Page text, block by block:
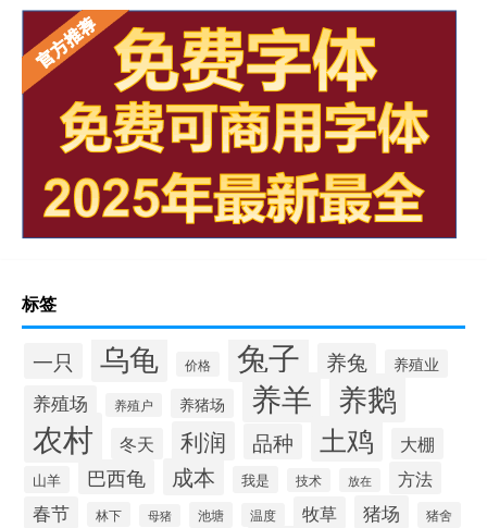
标签
一只 乌龟 价格 兔子 养兔 养殖业
养殖场 养殖户 养猪场 养羊 养鹅
农村 冬天 利润 品种 土鸡 大棚
山羊 巴西龟 成本 我是 技术 放在
方法
春节
林下 母猪 池塘 温度 牧草 猪场 猪舍